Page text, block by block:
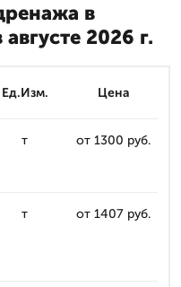
в
2026 г.
Ед.Изм. Цена
т от 1300 руб.
т от 1407 руб.